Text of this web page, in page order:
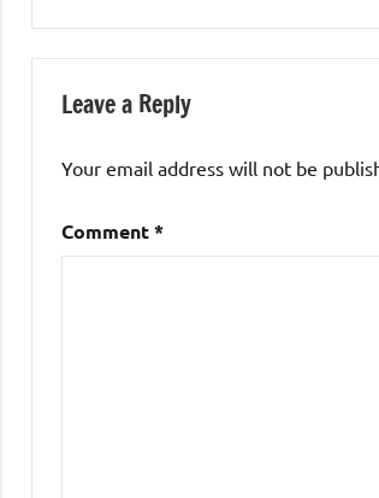
Leave a Reply
Your email address will not be
Comment*